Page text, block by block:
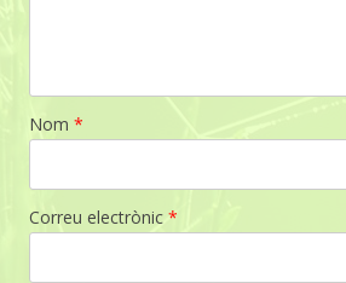
Nom *
Correu electrònic *